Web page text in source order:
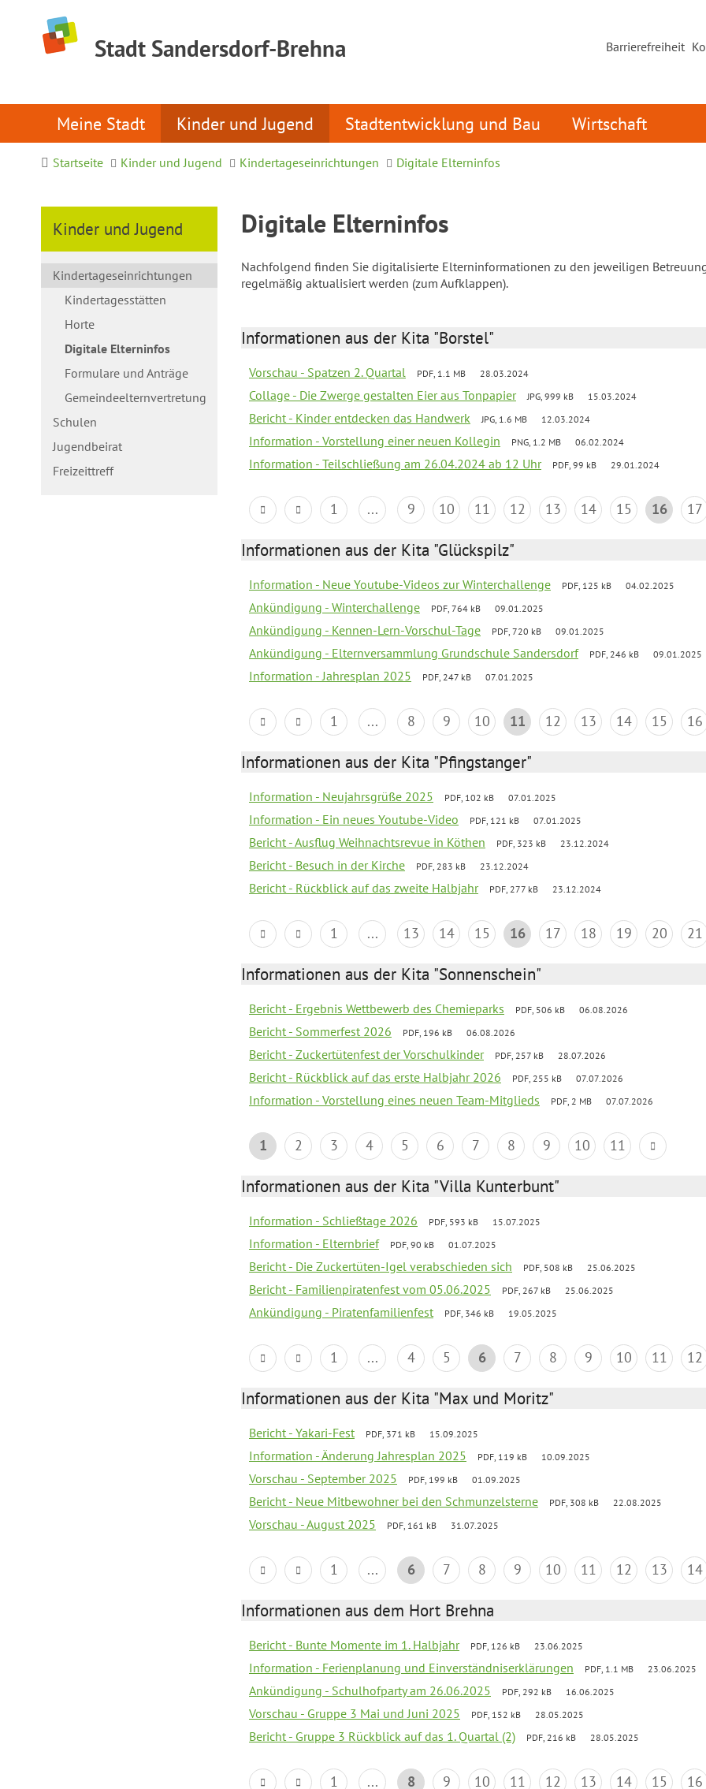
Stadt Sandersdorf-Brehna Barrierefreiheit
Meine Stadt Kinder und Jugend Stadtentwicklung und Bau Wirtschaft
Startseite Kinder und Jugend Kindertageseinrichtungen Digitale Elterninfos
Kinder und Jugend
Kindertageseinrichtungen
Kindertagesstätten
Horte
Digitale Elterninfos
Formulare und Anträge
Gemeindeelternvertretung
Schulen
Jugendbeirat
Freizeittreff
Digitale Elterninfos
Nachfolgend finden Sie digitalisierte Elterninformationen zu den jeweiligen
regelmäßig aktualisiert werden (zum Aufklappen).
Informationen aus der Kita "Borstel"
Vorschau - Spatzen 2. Quartal PDF, 1.1 MB 28.03.2024
Collage - Die Zwerge gestalten Eier aus Tonpapier JPG, 999 kB 15.03.2024
Bericht - Kinder entdecken das Handwerk JPG, 1.6 MB 12.03.2024
Information - Vorstellung einer neuen Kollegin PNG, 1.2 MB 06.02.2024
Information - Teilschließung am 26.04.2024 ab 12 Uhr PDF, 99 kB 29.01.2024
1 ... 9 10 11 12 13 14 15 16 17
Informationen aus der Kita "Glückspilz"
Information - Neue Youtube-Videos zur Winterchallenge PDF, 125 kB 04.02.2025
Ankündigung - Winterchallenge PDF, 764 kB 09.01.2025
Ankündigung - Kennen-Lern-Vorschul-Tage PDF, 720 kB 09.01.2025
Ankündigung - Elternversammlung Grundschule Sandersdorf PDF, 246 kB 09.01.2025
Information - Jahresplan 2025 PDF, 247 kB 07.01.2025
1 ... 8 9 10 11 12 13 14 15 16
Informationen aus der Kita "Pfingstanger"
Information - Neujahrsgrüße 2025 PDF, 102 kB 07.01.2025
Information - Ein neues Youtube-Video PDF, 121 kB 07.01.2025
Bericht - Ausflug Weihnachtsrevue in Köthen PDF, 323 kB 23.12.2024
Bericht - Besuch in der Kirche PDF, 283 kB 23.12.2024
Bericht - Rückblick auf das zweite Halbjahr PDF, 277 kB 23.12.2024
1 ... 13 14 15 16 17 18 19 20 21
Informationen aus der Kita "Sonnenschein"
Bericht - Ergebnis Wettbewerb des Chemieparks PDF, 506 kB 06.08.2026
Bericht - Sommerfest 2026 PDF, 196 kB 06.08.2026
Bericht - Zuckertütenfest der Vorschulkinder PDF, 257 kB 28.07.2026
Bericht - Rückblick auf das erste Halbjahr 2026 PDF, 255 kB 07.07.2026
Information - Vorstellung eines neuen Team-Mitglieds PDF, 2 MB 07.07.2026
1 2 3 4 5 6 7 8 9 10 11
Informationen aus der Kita "Villa Kunterbunt"
Information - Schließtage 2026 PDF, 593 kB 15.07.2025
Information - Elternbrief PDF, 90 kB 01.07.2025
Bericht - Die Zuckertüten-Igel verabschieden sich PDF, 508 kB 25.06.2025
Bericht - Familienpiratenfest vom 05.06.2025 PDF, 267 kB 25.06.2025
Ankündigung - Piratenfamilienfest PDF, 346 kB 19.05.2025
1 ... 4 5 6 7 8 9 10 11 12
Informationen aus der Kita "Max und Moritz"
Bericht - Yakari-Fest PDF, 371 kB 15.09.2025
Information - Änderung Jahresplan 2025 PDF, 119 kB 10.09.2025
Vorschau - September 2025 PDF, 199 kB 01.09.2025
Bericht - Neue Mitbewohner bei den Schmunzelsterne PDF, 308 kB 22.08.2025
Vorschau - August 2025 PDF, 161 kB 31.07.2025
1 ... 6 7 8 9 10 11 12 13 14
Informationen aus dem Hort Brehna
Bericht - Bunte Momente im 1. Halbjahr PDF, 126 kB 23.06.2025
Information - Ferienplanung und Einverständniserklärungen PDF, 1.1 MB 23.06.2025
Ankündigung - Schulhofparty am 26.06.2025 PDF, 292 kB 16.06.2025
Vorschau - Gruppe 3 Mai und Juni 2025 PDF, 152 kB 28.05.2025
Bericht - Gruppe 3 Rückblick auf das 1. Quartal (2) PDF, 216 kB 28.05.2025
1 ... 8 9 10 11 12 13 14 15 16